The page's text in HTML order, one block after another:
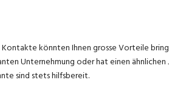
könnten Ihnen grosse Vorteile
Unternehmung oder hat einen
sind stets hilfsbereit.